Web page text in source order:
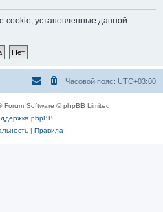
cookie, установленные данной
Часовой пояс: UTC+03:00
Forum Software © phpBB Limited
phpBB
| Правила